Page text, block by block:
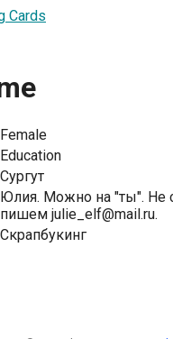
Cards
Female
Education
Сургут
Юлия. Можно на "ты". Не
пишем julie_elf@mail.ru.
Скрапбукинг